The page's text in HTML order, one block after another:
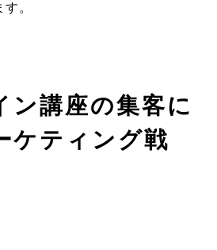
。
ン講座の集客に
ケティング戦